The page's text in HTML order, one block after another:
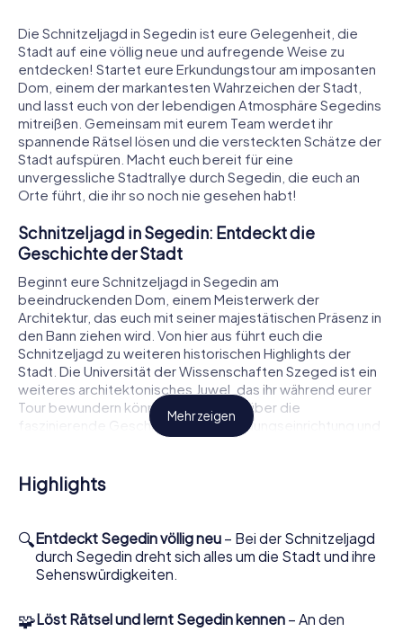
Die Schnitzeljagd in Segedin ist eure Gelegenheit, die
Stadt auf eine völlig neue und aufregende Weise zu
entdecken! Startet eure Erkundungstour am imposanten
Dom, einem der markantesten Wahrzeichen der Stadt,
und lasst euch von der lebendigen Atmosphäre Segedins
mitreißen. Gemeinsam mit eurem Team werdet ihr
spannende Rätsel lösen und die versteckten Schätze der
Stadt aufspüren. Macht euch bereit für eine
unvergessliche Stadtrallye durch Segedin, die euch an
Orte führt, die ihr so noch nie gesehen habt!
Schnitzeljagd in Segedin: Entdeckt die
Geschichte der Stadt
Beginnt eure Schnitzeljagd in Segedin am
beeindruckenden Dom, einem Meisterwerk der
Architektur, das euch mit seiner majestätischen Präsenz in
den Bann ziehen wird. Von hier aus führt euch die
Schnitzeljagd zu weiteren historischen Highlights der
Stadt. Die Universität der Wissenschaften Szeged ist ein
weiteres architektonisches Juwel, das ihr während eurer
Tour bewundern könnt. Erfahrt mehr über die
faszinierende Geschichte dieser Bildungseinrichtung und
ihre Bedeutung für die Stadt.
Auf eurer Route kommt ihr auch an der Neuen Synagoge
vorbei, einem der prächtigsten Bauwerke in Segedin.
reichen jüdischen Geschichte und Kultur der Stadt.
Während der Schnitzeljagd in Segedin werdet ihr viele
solcher historischen Orte entdecken, die euch ein
tieferes Verständnis für die Vergangenheit und
Mehr zeigen
Highlights
🔍Entdeckt Segedin völlig neu – Bei der Schnitzeljagd
durch Segedin dreht sich alles um die Stadt und ihre
Sehenswürdigkeiten.
🧩Löst Rätsel und lernt Segedin kennen – An den